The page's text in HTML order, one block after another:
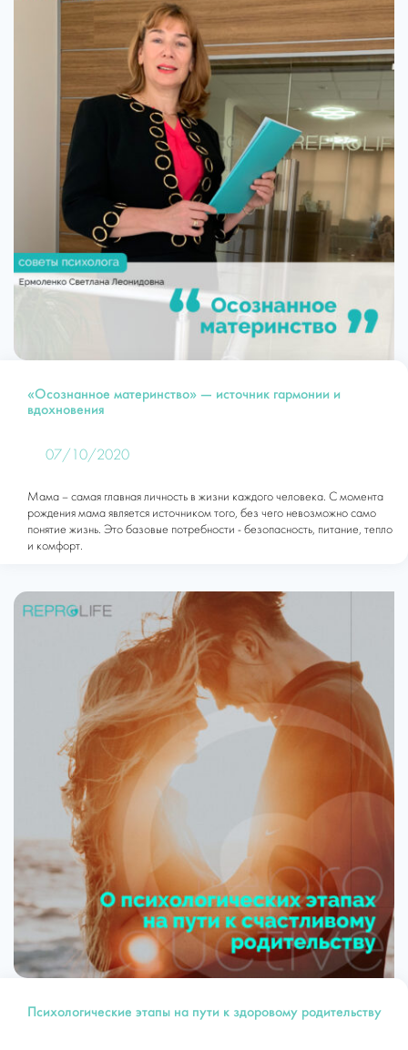
«Осознанное материнство» — источник гармонии и
вдохновения
07/10/2020
Мама – самая главная личность в жизни каждого человека. С момента
рождения мама является источником того, без чего невозможно само
понятие жизнь. Это базовые потребности - безопасность, питание, тепло
и комфорт.
Психологические этапы на пути к здоровому родительству